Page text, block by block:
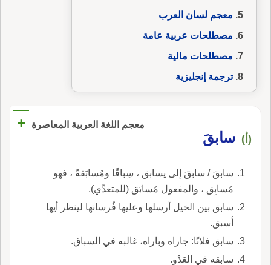
معجم لسان العرب
مصطلحات عربية عامة
مصطلحات مالية
ترجمة إنجليزية
معجم اللغة العربية المعاصرة +
(أ) سابقَ
سابقَ / سابقَ إلى يسابق ، سِباقًا ومُسابَقةً ، فهو
مُسابِق ، والمفعول مُسابَق (للمتعدِّي).
سابق بين الخيل أرسلها وعليها فُرسانها لينظر أيها
أسبق.
سابق فلانًا: جاراه وباراه، غالبه في السباق.
سابقه في العَدْو.